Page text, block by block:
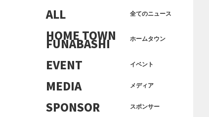
ALL 全てのニュース
HOME TOWN
FUNABASHI ホームタウン
EVENT イベント
MEDIA メディア
SPONSOR スポンサー